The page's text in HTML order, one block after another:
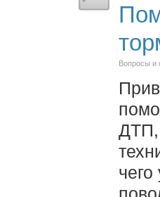
Вопросы и
ДТП,